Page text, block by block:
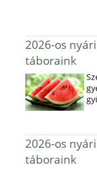
2026-os nyári
táboraink
2026-os
táboraink